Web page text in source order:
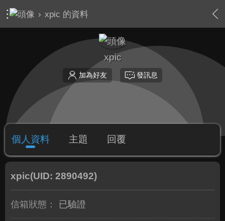
› xpic 的資料
xpic
加為好友 發訊息
個人資料 主題 回覆
xpic(UID: 2890492)
信箱狀態： 已驗證